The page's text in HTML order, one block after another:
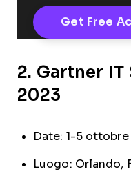
2. Gartner
2023
Date: 1-5
Luogo: Orlando,